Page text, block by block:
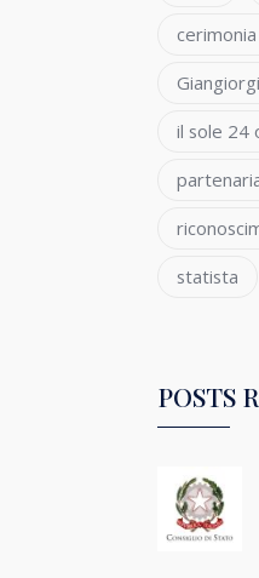
il sole 24
statista
POSTS